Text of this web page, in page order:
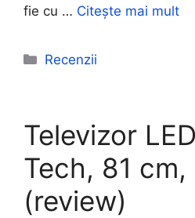
fie cu … Citește mai mult
Categorii
Recenzii
Televizor
Tech, 81 cm,
(review)